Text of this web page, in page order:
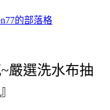
的部落格
嚴選洗水布抽